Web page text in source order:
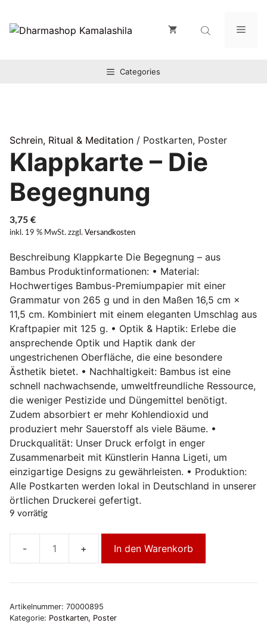
Inhalt
springen
Categories
Schrein, Ritual & Meditation / Postkarten, Poster
Klappkarte – Die
Begegnung
3,75 €
inkl. 19 % MwSt. zzgl. Versandkosten
Beschreibung Klappkarte Die Begegnung – aus
Bambus Produktinformationen: • Material:
Hochwertiges Bambus-Premiumpapier mit einer
Grammatur von 265 g und in den Maßen 16,5 cm ×
11,5 cm. Kombiniert mit einem eleganten Umschlag aus
Kraftpapier mit 125 g. • Optik & Haptik: Erlebe die
ansprechende Optik und Haptik dank der
ungestrichenen Oberfläche, die eine besondere
Ästhetik bietet. • Nachhaltigkeit: Bambus ist eine
schnell nachwachsende, umweltfreundliche Ressource,
die weniger Pestizide und Düngemittel benötigt.
Zudem absorbiert er mehr Kohlendioxid und
produziert mehr Sauerstoff als viele Bäume. •
Druckqualität: Unser Druck erfolgt in enger
Zusammenarbeit mit Künstlerin Hanna Ligeti, um
einzigartige Designs zu gewährleisten. • Produktion:
Alle Postkarten werden lokal in Deutschland in unserer
örtlichen Druckerei gefertigt.
9 vorrätig
Klappkarte
Die
Menge
In den Warenkorb
Artikelnummer: 70000895
Kategorie: Postkarten, Poster